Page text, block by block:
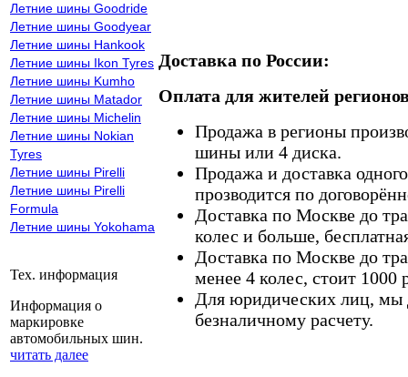
Летние шины Goodride
Летние шины Goodyear
Летние шины Hankook
Летние шины Ikon Tyres
Летние шины Kumho
Летние шины Matador
Летние шины Michelin
Летние шины Nokian
Tyres
Летние шины Pirelli
Летние шины Pirelli
Formula
Летние шины Yokohama
Тех. информация
Информация о
маркировке
автомобильных шин.
читать далее
Доставка по России:
Оплата для жителей
Продажа в регионы
шины или 4 диска.
Продажа и доставка
прозводится по
Доставка по Москве до
колес и больше,
Доставка по Москве до
менее 4 колес, стоит 1000
Для юридических лиц, мы
безналичному расчету.